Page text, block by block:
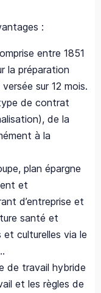
:
entre 1851
la préparation
sur 12 mois.
de contrat
de la
à la
plan épargne
et
d’entreprise et
santé et
culturelles via le
de travail hybride
et les règles de